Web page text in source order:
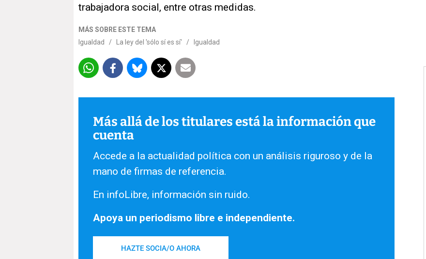
trabajadora social, entre otras medidas.
MÁS SOBRE ESTE TEMA
Igualdad
/ La ley del 'sólo sí es sí' / Igualdad
Más allá de los titulares está la información que
cuenta
Accede a la actualidad política con un análisis riguroso y de la
mano de firmas de referencia.
En infoLibre, información sin ruido.
Apoya un periodismo libre e independiente.
HAZTE SOCIA/O AHORA